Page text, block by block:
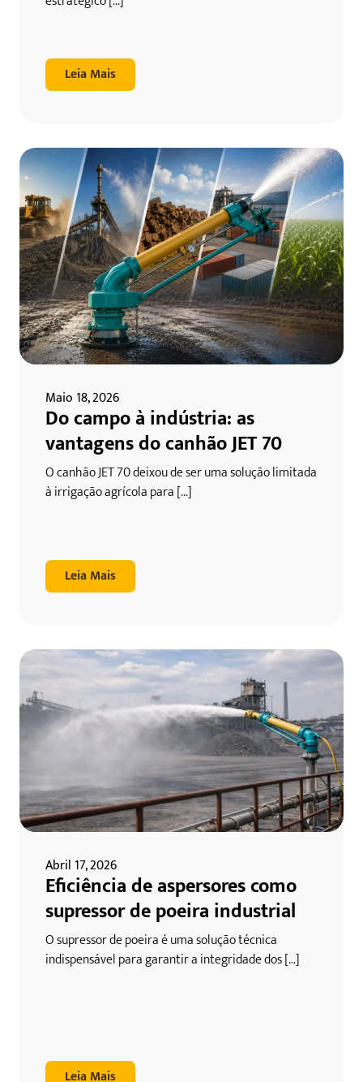
Leia Mais
Maio 18, 2026
Do campo à indústria: as
vantagens do canhão JET 70
O canhão JET 70 deixou de ser uma solução limitada
à irrigação agrícola para [...]
Leia Mais
Abril 17, 2026
Eficiência de aspersores como
supressor de poeira industrial
O supressor de poeira é uma solução técnica
indispensável para garantir a integridade dos [...]
Leia Mais